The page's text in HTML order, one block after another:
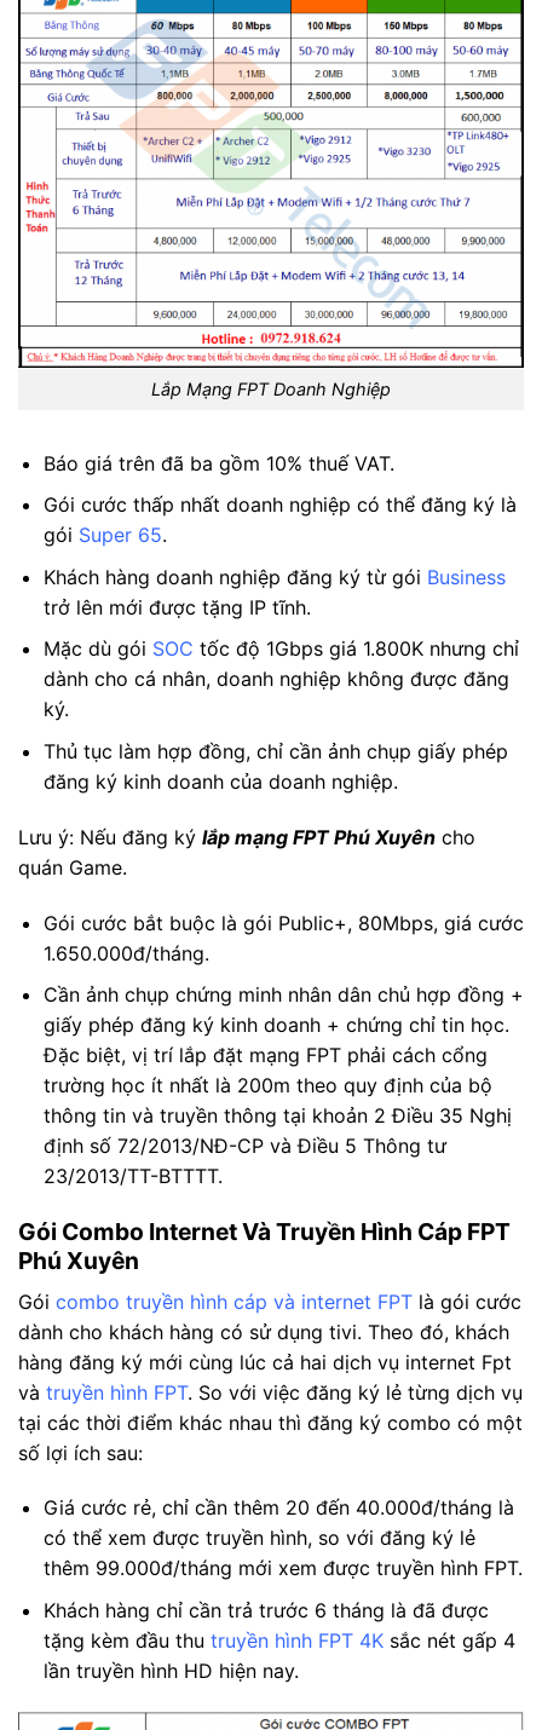
Lắp Mạng FPT Doanh Nghiệp
Báo giá trên đã ba gồm 10% thuế VAT.
Gói cước thấp nhất doanh nghiệp có thể đăng ký là
gói Super 65.
Khách hàng doanh nghiệp đăng ký từ gói Business
trở lên mới được tặng IP tĩnh.
Mặc dù gói SOC tốc độ 1Gbps giá 1.800K nhưng chỉ
dành cho cá nhân, doanh nghiệp không được đăng
ký.
Thủ tục làm hợp đồng, chỉ cần ảnh chụp giấy phép
đăng ký kinh doanh của doanh nghiệp.
Lưu ý: Nếu đăng ký lắp mạng FPT Phú Xuyên cho
quán Game.
Gói cước bắt buộc là gói Public+, 80Mbps, giá cước
1.650.000đ/tháng.
Cần ảnh chụp chứng minh nhân dân chủ hợp đồng +
giấy phép đăng ký kinh doanh + chứng chỉ tin học.
Đặc biệt, vị trí lắp đặt mạng FPT phải cách cổng
trường học ít nhất là 200m theo quy định của bộ
thông tin và truyền thông tại khoản 2 Điều 35 Nghị
định số 72/2013/NĐ-CP và Điều 5 Thông tư
23/2013/TT-BTTTT.
Gói Combo Internet Và Truyền Hình Cáp FPT
Phú Xuyên
Gói combo truyền hình cáp và internet FPT là gói cước
dành cho khách hàng có sử dụng tivi. Theo đó, khách
hàng đăng ký mới cùng lúc cả hai dịch vụ internet Fpt
và truyền hình FPT. So với việc đăng ký lẻ từng dịch vụ
tại các thời điểm khác nhau thì đăng ký combo có một
số lợi ích sau:
Giá cước rẻ, chỉ cần thêm 20 đến 40.000đ/tháng là
có thể xem được truyền hình, so với đăng ký lẻ
thêm 99.000đ/tháng mới xem được truyền hình FPT.
Khách hàng chỉ cần trả trước 6 tháng là đã được
tặng kèm đầu thu truyền hình FPT 4Ksắc nét gấp 4
lần truyền hình HD hiện nay.